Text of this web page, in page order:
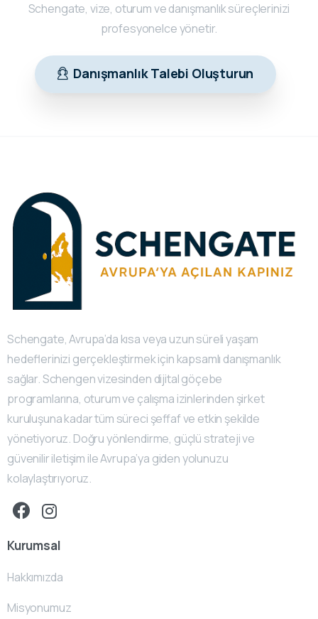
Schengate, vize, oturum ve danışmanlık süreçlerinizi
profesyonelce yönetir.
Danışmanlık Talebi Oluşturun
Schengate, Avrupa’da kısa veya uzun süreli yaşam
hedeflerinizi gerçekleştirmek için kapsamlı danışmanlık
sağlar. Schengen vizesinden dijital göçebe
programlarına, oturum ve çalışma izinlerinden şirket
kuruluşuna kadar tüm süreci şeffaf ve etkin şekilde
yönetiyoruz. Doğru yönlendirme, güçlü strateji ve
güvenilir iletişim ile Avrupa’ya giden yolunuzu
kolaylaştırıyoruz.
Kurumsal
Hakkımızda
Misyonumuz